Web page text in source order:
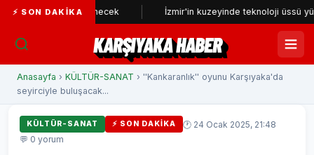
⚡ SON DAKIKA
incelenecek İzmir'in kuzeyinde teknoloji üssü yükseliyor
KARŞIYAKA HABER
Anasayfa › KÜLTÜR-SANAT › ''Kankaranlık'' oyunu Karşıyaka'da
seyirciyle buluşacak...
KÜLTÜR-SANAT ⚡ SON DAKIKA
🕐 24 Ocak 2025, 21:48
💬 0 yorum